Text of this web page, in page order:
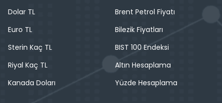
Dolar TL
Euro TL
Sterin Kaç TL
Riyal Kaç TL
Kanada Doları
Brent Petrol Fiyatı
Bilezik Fiyatları
BIST 100 Endeksi
Altın Hesaplama
Yüzde Hesaplama